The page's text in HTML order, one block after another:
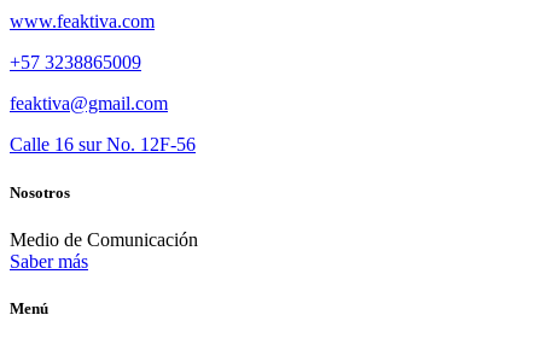
www.feaktiva.com
+57 3238865009
feaktiva@gmail.com
Calle 16 sur No. 12F-56
Nosotros
Medio de Comunicación
Saber más
Menú